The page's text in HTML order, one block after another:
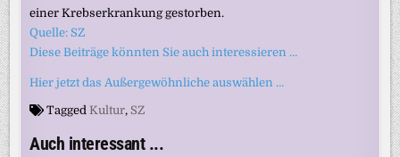
einer Krebserkrankung gestorben.
Quelle: SZ
Diese Beiträge könnten Sie auch interessieren …
Hier jetzt das Außergewöhnliche auswählen …
Tagged Kultur, SZ
Auch interessant ...